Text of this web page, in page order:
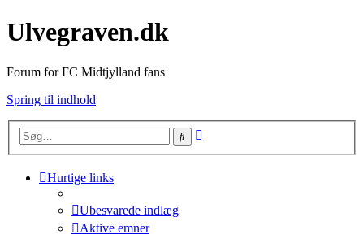
Ulvegraven.dk
Forum for FC Midtjylland fans
Spring til indhold
Søg
Hurtige links
Ubesvarede indlæg
Aktive emner